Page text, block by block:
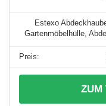
Estexo
Gartenmöbelhülle,
ZUM